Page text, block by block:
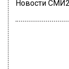
Новости СМИ2